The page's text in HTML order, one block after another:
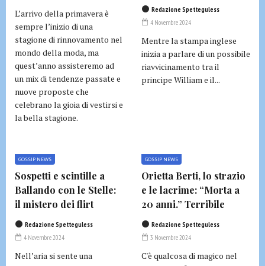
L’arrivo della primavera è
sempre l’inizio di una
stagione di rinnovamento nel
mondo della moda, ma
quest’anno assisteremo ad
un mix di tendenze passate e
nuove proposte che
celebrano la gioia di vestirsi e
la bella stagione.
Redazione Spetteguless
4 Novembre 2024
Mentre la stampa inglese
inizia a parlare di un possibile
riavvicinamento tra il
principe William e il...
GOSSIP NEWS
Sospetti e scintille a
Ballando con le Stelle:
il mistero dei flirt
Redazione Spetteguless
4 Novembre 2024
Nell’aria si sente una
GOSSIP NEWS
Orietta Berti, lo strazio
e le lacrime: “Morta a
20 anni.” Terribile
Redazione Spetteguless
3 Novembre 2024
C'è qualcosa di magico nel